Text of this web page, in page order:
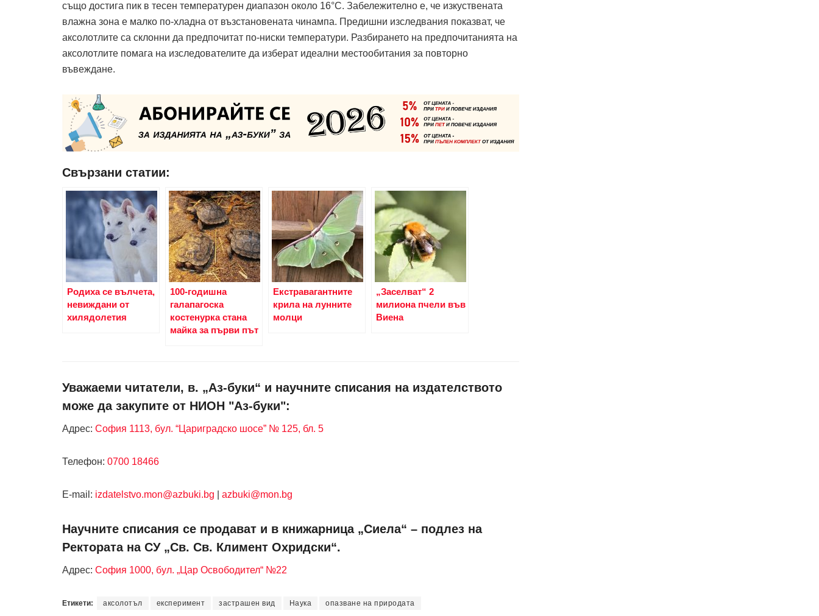
също достига пик в тесен температурен диапазон около 16°С. Забележително е, че изкуствената
влажна зона е малко по-хладна от възстановената чинампа. Предишни изследвания показват, че
аксолотлите са склонни да предпочитат по-ниски температури. Разбирането на предпочитанията на
аксолотлите помага на изследователите да изберат идеални местообитания за повторно
въвеждане.
Свързани статии:
Родиха се вълчета,
невиждани от
хилядолетия
100-годишна
галапагоска
костенурка стана
майка за първи път
Екстравагантните
крила на лунните
молци
„Заселват“ 2
милиона пчели във
Виена
Уважаеми читатели, в. „Аз-буки“ и научните списания на издателството
може да закупите от НИОН "Аз-буки":
Адрес: София 1113, бул. “Цариградско шосе” № 125, бл. 5
Телефон: 0700 18466
Е-mail: izdatelstvo.mon@azbuki.bg azbuki@mon.bg
Научните списания се продават и в книжарница „Сиела“ – подлез на
Ректората на СУ „Св. Св. Климент Охридски“.
Адрес: София 1000, бул. „Цар Освободител“ №22
Етикети: аксолотъл експеримент застрашен вид Наука опазване на природата